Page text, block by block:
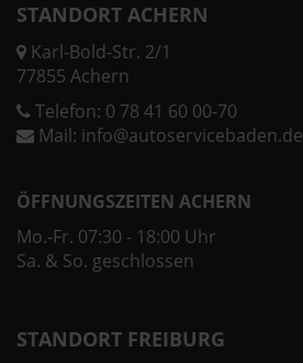
STANDORT ACHERN
Karl-Bold-Str. 2/1
77855 Achern
Telefon: 0 78 41 60 00-70
Mail: info@autoservicebaden.de
ÖFFNUNGSZEITEN ACHERN
Mo.-Fr. 07:30 - 18:00 Uhr
Sa. & So. geschlossen
STANDORT FREIBURG